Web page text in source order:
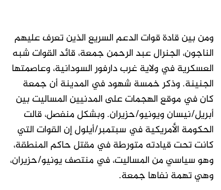
ومن بين قادة قوات الدعم السريع الذين تعرف عليهم
الناجون، الجنرال عبد الرحمن جمعة، قائد القوات شبه
العسكرية في ولاية غرب دارفور السودانية، وعاصمتها
الجنينة. وذكر خمسة شهود في المدينة أن جمعة
كان في موقع الهجمات على المدنيين المساليت بين
أبريل/نيسان ويونيو/حزيران. وبشكل منفصل، قالت
الحكومة الأمريكية في سبتمبر/أيلول إن القوات التي
كانت تحت قيادته متورطة في مقتل حاكم المنطقة،
وهو سياسي من المساليت، في منتصف يونيو/حزيران،
وهي تهمة نفاها جمعة.